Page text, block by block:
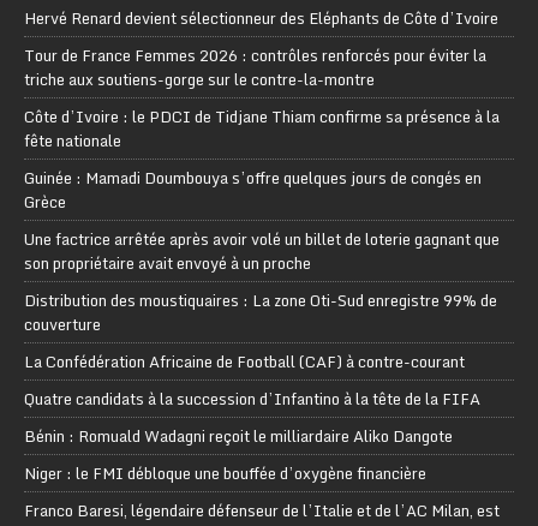
Hervé Renard devient sélectionneur des Eléphants de Côte d’Ivoire
Tour de France Femmes 2026 : contrôles renforcés pour éviter la
triche aux soutiens-gorge sur le contre-la-montre
Côte d’Ivoire : le PDCI de Tidjane Thiam confirme sa présence à la
fête nationale
Guinée : Mamadi Doumbouya s’offre quelques jours de congés en
Grèce
Une factrice arrêtée après avoir volé un billet de loterie gagnant que
son propriétaire avait envoyé à un proche
Distribution des moustiquaires : La zone Oti-Sud enregistre 99% de
couverture
La Confédération Africaine de Football (CAF) à contre-courant
Quatre candidats à la succession d’Infantino à la tête de la FIFA
Bénin : Romuald Wadagni reçoit le milliardaire Aliko Dangote
Niger : le FMI débloque une bouffée d’oxygène financière
Franco Baresi, légendaire défenseur de l’Italie et de l’AC Milan, est